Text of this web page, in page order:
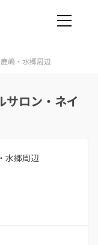
鹿嶋・水郷周辺
サロン・ネイ
水郷周辺